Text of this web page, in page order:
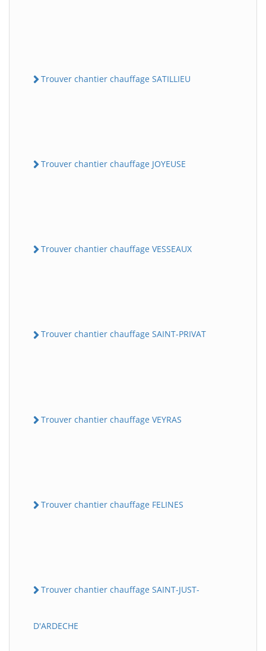
Trouver chantier chauffage SATILLIEU
Trouver chantier chauffage JOYEUSE
Trouver chantier chauffage VESSEAUX
Trouver chantier chauffage SAINT-PRIVAT
Trouver chantier chauffage VEYRAS
Trouver chantier chauffage FELINES
Trouver chantier chauffage SAINT-JUST-
D'ARDECHE